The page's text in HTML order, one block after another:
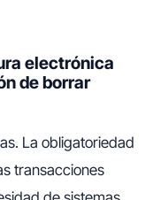
electrónica
de borrar
La obligatoriedad
transacciones